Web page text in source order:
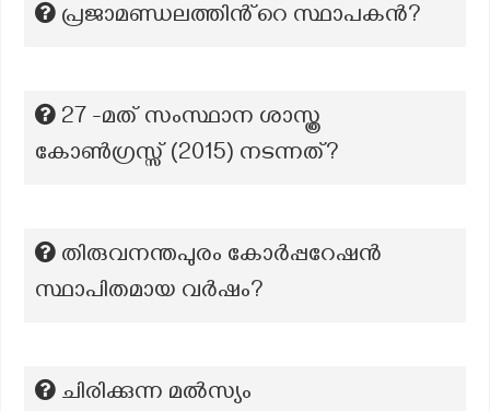
പ്രജാമണ്ഡലത്തിൻ്റെ സ്ഥാപകൻ?
27 -മത് സംസ്ഥാന ശാസ്ത്ര
കോൺഗ്രസ്സ് (2015) നടന്നത്?
തിരുവനന്തപുരം കോർപ്പറേഷൻ
സ്ഥാപിതമായ വർഷം?
ചിരിക്കുന്ന മൽസ്യം